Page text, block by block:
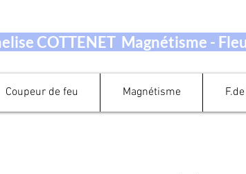
COTTENET Magnétisme -
Coupeur de feu Magnétisme